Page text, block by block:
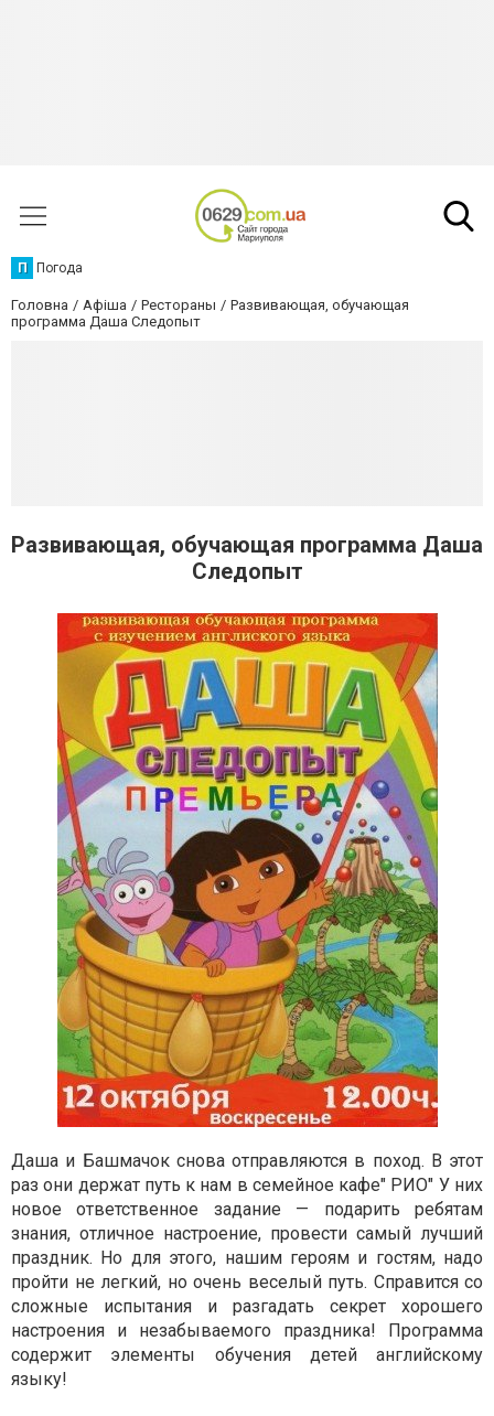
П Погода
Головна Афіша Рестораны
Развивающая, обучающая
программа Даша Следопыт
Развивающая, обучающая программа Даша
Следопыт
Даша и Башмачок снова отправляются в поход. В этот
раз они держат путь к нам в семейное кафе" РИО" У них
новое ответственное задание — подарить ребятам
знания, отличное настроение, провести самый лучший
праздник. Но для этого, нашим героям и гостям, надо
пройти не легкий, но очень веселый путь. Справится со
сложные испытания и разгадать секрет хорошего
настроения и незабываемого праздника! Программа
содержит элементы обучения детей английскому
языку!